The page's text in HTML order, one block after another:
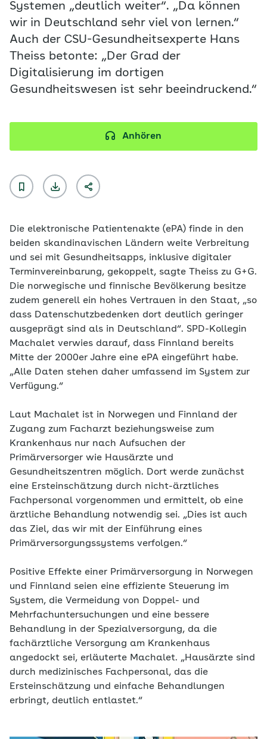
Systemen „deutlich weiter“. „Da können
wir in Deutschland sehr viel von lernen.“
Auch der CSU-Gesundheitsexperte Hans
Theiss betonte: „Der Grad der
Digitalisierung im dortigen
Gesundheitswesen ist sehr beeindruckend.“
Anhören
Die elektronische Patientenakte (ePA) finde in den
beiden skandinavischen Ländern weite Verbreitung
und sei mit Gesundheitsapps, inklusive digitaler
Terminvereinbarung, gekoppelt, sagte Theiss zu G+G.
Die norwegische und finnische Bevölkerung besitze
zudem generell ein hohes Vertrauen in den Staat, „so
dass Datenschutzbedenken dort deutlich geringer
ausgeprägt sind als in Deutschland“. SPD-Kollegin
Machalet verwies darauf, dass Finnland bereits
Mitte der 2000er Jahre eine ePA eingeführt habe.
„Alle Daten stehen daher umfassend im System zur
Verfügung.“
Laut Machalet ist in Norwegen und Finnland der
Zugang zum Facharzt beziehungsweise zum
Krankenhaus nur nach Aufsuchen der
Primärversorger wie Hausärzte und
Gesundheitszentren möglich. Dort werde zunächst
eine Ersteinschätzung durch nicht-ärztliches
Fachpersonal vorgenommen und ermittelt, ob eine
ärztliche Behandlung notwendig sei. „Dies ist auch
das Ziel, das wir mit der Einführung eines
Primärversorgungssystems verfolgen.“
Positive Effekte einer Primärversorgung in Norwegen
und Finnland seien eine effiziente Steuerung im
System, die Vermeidung von Doppel- und
Mehrfachuntersuchungen und eine bessere
Behandlung in der Spezialversorgung, da die
fachärztliche Versorgung am Krankenhaus
angedockt sei, erläuterte Machalet. „Hausärzte sind
durch medizinisches Fachpersonal, das die
Ersteinschätzung und einfache Behandlungen
erbringt, deutlich entlastet.“